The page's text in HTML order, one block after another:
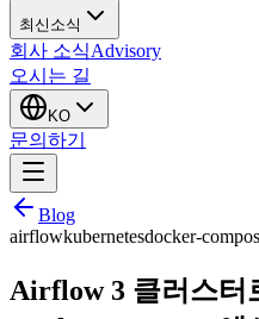
최신소식
회사 소식Advisory
오시는 길
KO
문의하기
Blog
airflowkubernetesdocker-
Airflow 3 클러스